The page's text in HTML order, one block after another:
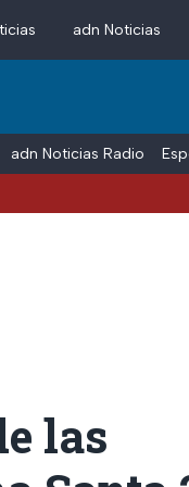
adn Noticias
adn Noticias Radio
las